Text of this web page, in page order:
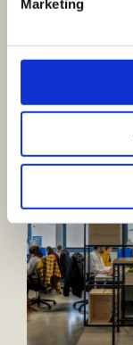
Marketing